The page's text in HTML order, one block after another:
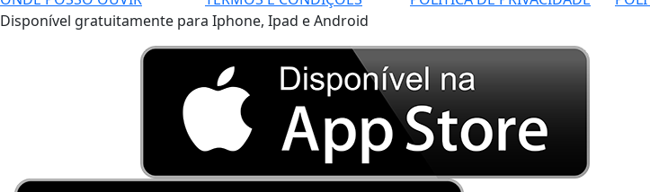
Disponível gratuitamente para Iphone, Ipad e Android